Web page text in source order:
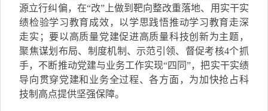
源立行纠偏，在“改”上做到靶向整改重落地、 用实干实
绩检验学习教育成效，以学思践悟推动学习教育走深
走实；要以高质量党建促进高质量科技创新为主题，
聚焦谋划布局、制度机制、示范引领、督促考核4个抓
手，不断推动党建与业务工作实现“四同”，把实干实绩
导向贯穿党建和业务全过程、各方面， 为加快抢占科
技制高点提供坚强保障。